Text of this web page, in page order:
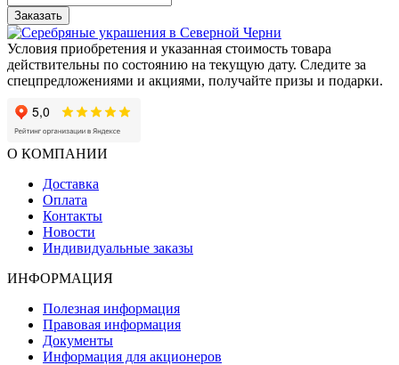
Заказать
Условия приобретения и указанная стоимость товара
действительны по состоянию на текущую дату. Следите за
спецпредложениями и акциями, получайте призы и подарки.
О КОМПАНИИ
Доставка
Оплата
Контакты
Новости
Индивидуальные заказы
ИНФОРМАЦИЯ
Полезная информация
Правовая информация
Документы
Информация для акционеров